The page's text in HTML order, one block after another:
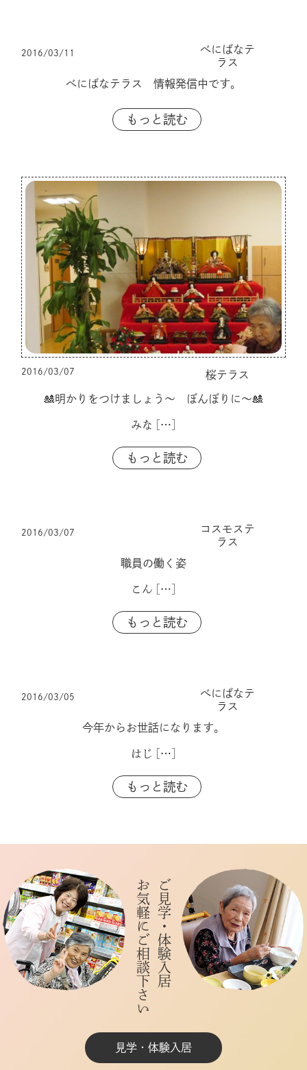
2016/03/11
べにばなテ
ラス
べにばなテラス 情報発信中です。
もっと読む
2016/03/07 桜テラス
🎎明かりをつけましょう～ ぼんぼりに～🎎
みな […]
もっと読む
2016/03/07
コスモステ
ラス
職員の働く姿
こん […]
もっと読む
2016/03/05
べにばなテ
ラス
今年からお世話になります。
はじ […]
もっと読む
お気軽にご相談下さいご見学・体験入居
見学・体験入居